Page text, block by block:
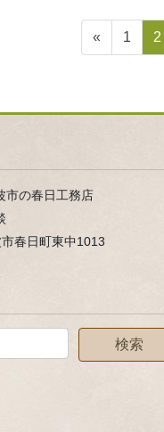
«
固
定
1 2
の春日工務店
春日町東中1013